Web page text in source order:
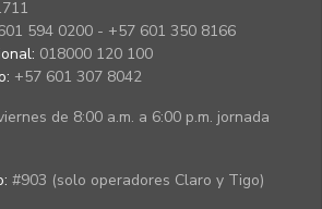
594 0200 - +57 601 350 8166
018000 120 100
+57 601 307 8042
de 8:00 a.m. a 6:00 p.m. jornada
#903 (solo operadores Claro y Tigo)